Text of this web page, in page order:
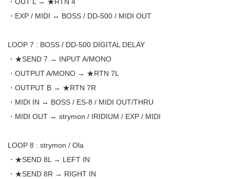
・OUT L → ★RTN 4
・EXP / MIDI ↔︎ BOSS / DD-500 / MIDI OUT
LOOP 7 : BOSS / DD-500 DIGITAL DELAY
・★SEND 7 → INPUT A/MONO
・OUTPUT A/MONO → ★RTN 7L
・OUTPUT B → ★RTN 7R
・MIDI IN ↔︎ BOSS / ES-8 / MIDI OUT/THRU
・MIDI OUT ↔︎ strymon / IRIDIUM / EXP / MIDI
LOOP 8 : strymon / Ola
・★SEND 8L → LEFT IN
・★SEND 8R → RIGHT IN